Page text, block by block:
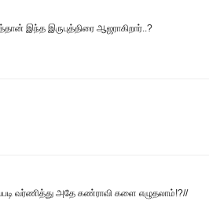
இந்த இருபுத்திரை ஆஜராகிறார்..?
வர்ணித்து அதே கண்ராவி களை எழுதலாம்!?//